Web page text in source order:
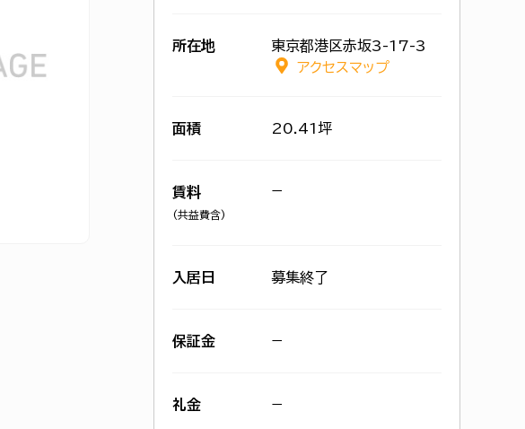
所在地
東京都港区赤坂3-17-3
アクセスマップ
面積 20.41坪
賃料
(共益費含)
−
入居日 募集終了
保証金 −
礼金 −